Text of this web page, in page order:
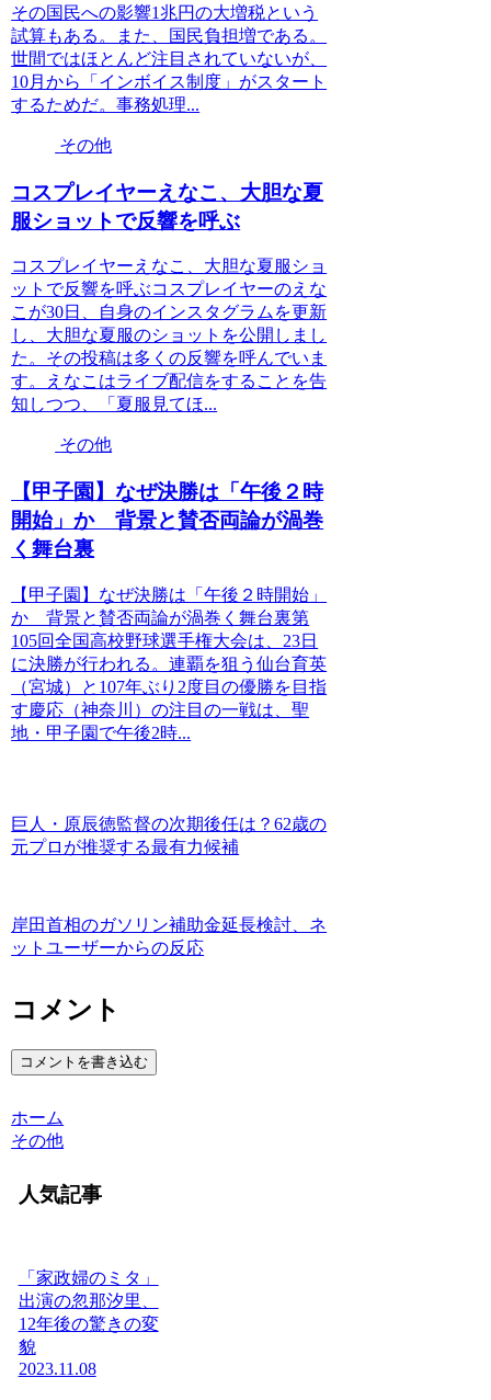
その国民への影響1兆円の大増税という
試算もある。また、国民負担増である。
世間ではほとんど注目されていないが、
10月から「インボイス制度」がスタート
するためだ。事務処理...
その他
コスプレイヤーえなこ、大胆な夏
服ショットで反響を呼ぶ
コスプレイヤーえなこ、大胆な夏服ショ
ットで反響を呼ぶコスプレイヤーのえな
こが30日、自身のインスタグラムを更新
し、大胆な夏服のショットを公開しまし
た。その投稿は多くの反響を呼んでいま
す。えなこはライブ配信をすることを告
知しつつ、「夏服見てほ...
その他
【甲子園】なぜ決勝は「午後２時
開始」か 背景と賛否両論が渦巻
く舞台裏
【甲子園】なぜ決勝は「午後２時開始」
か 背景と賛否両論が渦巻く舞台裏第
105回全国高校野球選手権大会は、23日
に決勝が行われる。連覇を狙う仙台育英
（宮城）と107年ぶり2度目の優勝を目指
す慶応（神奈川）の注目の一戦は、聖
地・甲子園で午後2時...
巨人・原辰徳監督の次期後任は？62歳の
元プロが推奨する最有力候補
岸田首相のガソリン補助金延長検討、ネ
ットユーザーからの反応
コメント
コメントを書き込む
ホーム
その他
人気記事
「家政婦のミタ」
出演の忽那汐里、
12年後の驚きの変
貌
2023.11.08